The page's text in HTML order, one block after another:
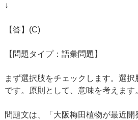
↓
【答】(C)
【問題タイプ：語彙問題】
まず選択肢をチェックします。選
です。原則として、意味を考えます
問題文は、「大阪梅田植物が最近